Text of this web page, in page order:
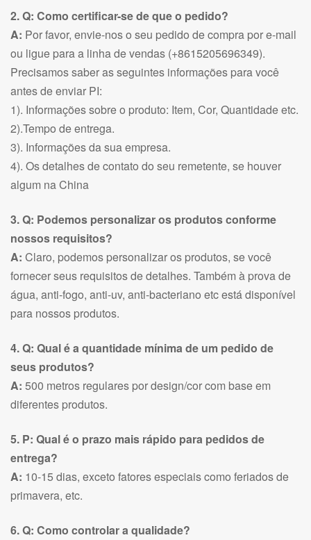
2. Q: Como certificar-se de que o pedido?
A: Por favor, envie-nos o seu pedido de compra por e-mail
ou ligue para a linha de vendas (+8615205696349).
Precisamos saber as seguintes informações para você
antes de enviar PI:
1). Informações sobre o produto: Item, Cor, Quantidade etc.
2).Tempo de entrega.
3). Informações da sua empresa.
4). Os detalhes de contato do seu remetente, se houver
algum na China
3. Q: Podemos personalizar os produtos conforme
nossos requisitos?
A: Claro, podemos personalizar os produtos, se você
fornecer seus requisitos de detalhes. Também à prova de
água, anti-fogo, anti-uv, anti-bacteriano etc está disponível
para nossos produtos.
4. Q: Qual é a quantidade mínima de um pedido de
seus produtos?
A: 500 metros regulares por design/cor com base em
diferentes produtos.
5. P: Qual é o prazo mais rápido para pedidos de
entrega?
A: 10-15 dias, exceto fatores especiais como feriados de
primavera, etc.
6. Q: Como controlar a qualidade?